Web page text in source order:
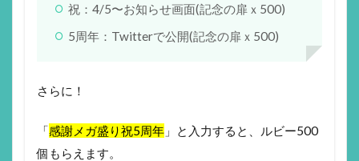
祝：4/5〜お知らせ画面(記念の扉ｘ500)
5周年：Twitterで公開(記念の扉ｘ500)
さらに！
「感謝メガ盛り祝5周年 」と入力すると、ルビー500
個もらえます。